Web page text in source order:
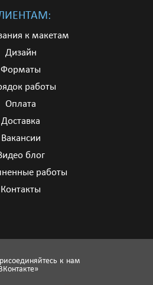
к макетам
Дизайн
Форматы
работы
Оплата
Доставка
Вакансии
блог
работы
Контакты
к нам